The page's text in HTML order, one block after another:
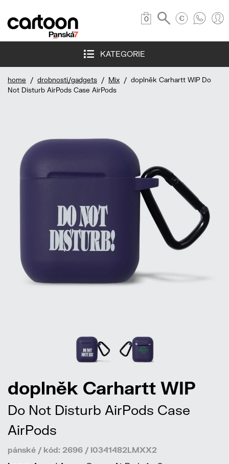
0
KATEGORIE
home / drobnosti/gadgets / Mix / doplněk Carhartt WIP Do
Not Disturb AirPods Case AirPods
doplněk Carhartt WIP
Do Not Disturb AirPods Case
AirPods
pánské / kód: 2696 / I0341482LMXX2